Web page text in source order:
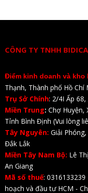
CÔNG TY TNHH BIDICA
Điểm kinh doanh và kho
Thạnh, Thành phố Hồ Chí
Trụ Sở Chính: 2/4I Ấp
Miền Trung: Chợ Huyện,
Tỉnh Bình Định (Vui lòng
Tây Nguyên: Giải
Đắk Lắk
Miền Tây Nam Bộ: Lê
An Giang
Mã số thuế:
hoạch và đầu tư HCM -